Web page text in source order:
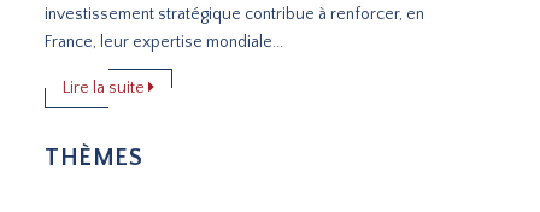
investissement stratégique contribue à renforcer, en
France, leur expertise mondiale...
Lire la suite
THÈMES